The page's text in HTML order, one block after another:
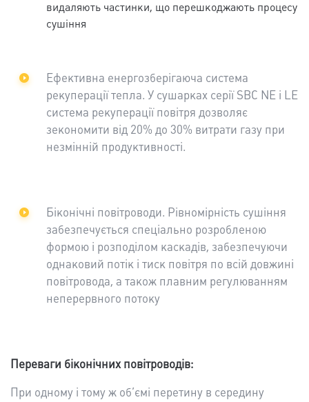
видаляють частинки, що перешкоджають процесу
сушіння
Ефективна енергозберігаюча система
рекуперації тепла. У сушарках серії SBC NE і LE
система рекуперації повітря дозволяє
зекономити від 20% до 30% витрати газу при
незмінній продуктивності.
Біконічні повітроводи. Рівномірність сушіння
забезпечується спеціально розробленою
формою і розподілом каскадів, забезпечуючи
однаковий потік і тиск повітря по всій довжині
повітровода, а також плавним регулюванням
неперервного потоку
Переваги біконічних повітроводів:
При одному і тому ж об’ємі перетину в середину